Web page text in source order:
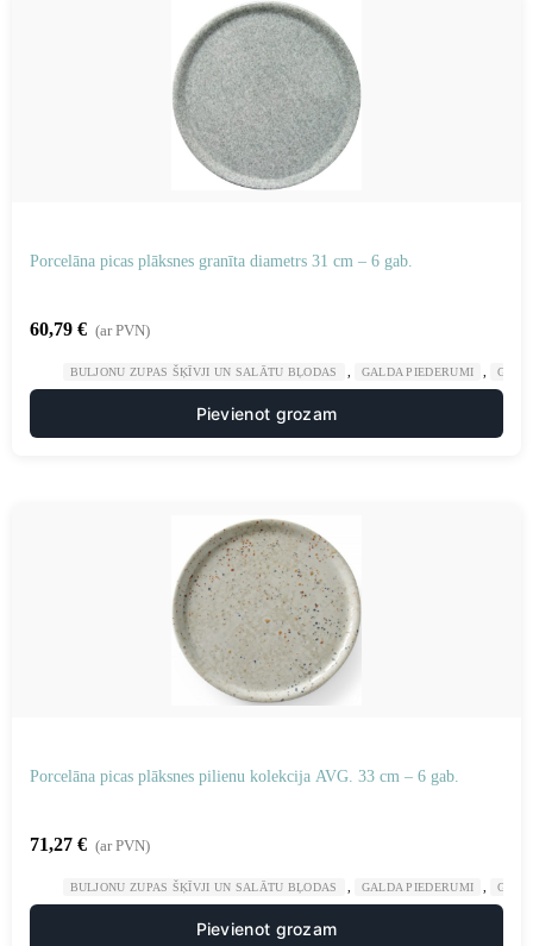
Porcelāna picas plāksnes granīta diametrs 31 cm – 6 gab.
60,79 € (ar PVN)
BULJONU ZUPAS ŠĶĪVJI UN SALĀTU BĻODAS GALDA PIEDERUMI
Pievienot grozam
Porcelāna picas plāksnes pilienu kolekcija AVG. 33 cm – 6 gab.
71,27 € (ar PVN)
BULJONU ZUPAS ŠĶĪVJI UN SALĀTU BĻODAS GALDA PIEDERUMI
Pievienot grozam